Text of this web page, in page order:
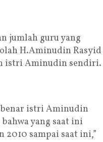
jumlah guru yang
H.Aminudin Rasyid
istri Aminudin sendiri.
benar istri Aminudin
yang saat ini
sampai saat ini,”